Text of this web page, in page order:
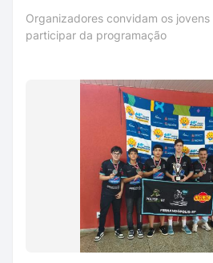
Organizadores convidam os jovens
participar da programação